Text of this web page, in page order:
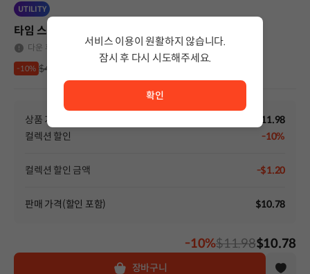
UTILITY
타임 스내쳐 핸디 - Original Soundtrack
다운 후 환불 불가
-10% $4.99
상품 가격
$11.98
컬렉션 할인
-10%
컬렉션 할인 금액 -$1.20
판매 가격(할인 포함) $10.78
-10%$11.98$10.78
장바구니
서비스 이용이 원활하지 않습니다.
잠시 후 다시 시도해주세요.
확인